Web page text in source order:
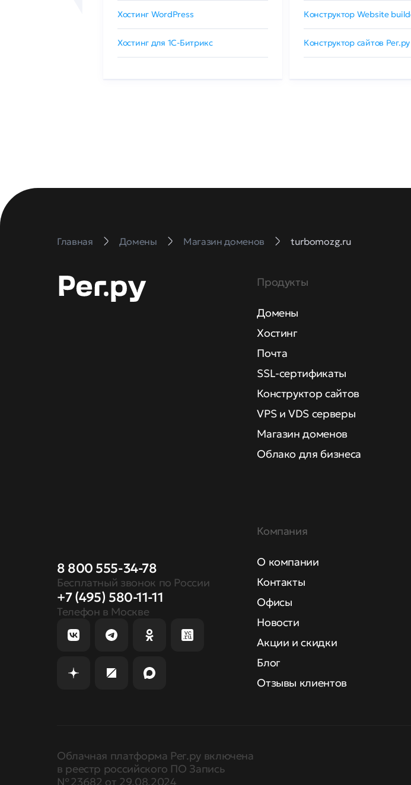
Хостинг WordPress
Хостинг для 1C-Битрикс
Конструктор Website
Конструктор сайтов Рег.ру
Главная Домены Магазин доменов turbomozg.ru
8 800 555-34-78
Бесплатный звонок по России
+7 (495) 580-11-11
Телефон в Москве
Продукты
Домены
Хостинг
Почта
SSL-сертификаты
Конструктор сайтов
VPS и VDS серверы
Магазин доменов
Облако для бизнеса
Компания
О компании
Контакты
Офисы
Новости
Акции и скидки
Блог
Отзывы клиентов
Облачная платформа Рег.ру включена
в реестр российского ПО Запись
№ 23682 от 29.08.2024